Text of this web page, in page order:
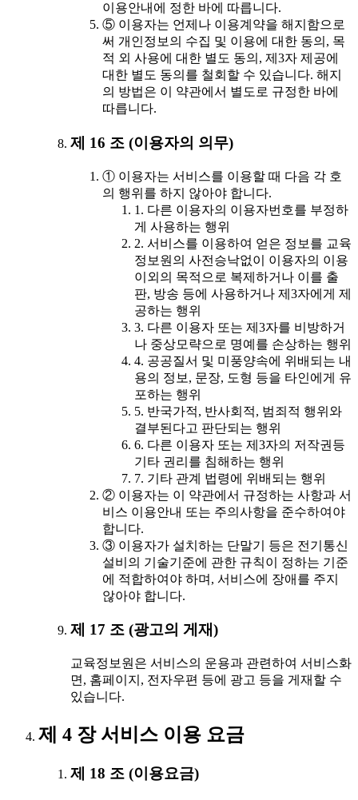
이용안내에 정한 바에 따릅니다.
⑤ 이용자는 언제나 이용계약을 해지함으로
써 개인정보의 수집 및 이용에 대한 동의, 목
적 외 사용에 대한 별도 동의, 제3자 제공에
대한 별도 동의를 철회할 수 있습니다. 해지
의 방법은 이 약관에서 별도로 규정한 바에
따릅니다.
제 16 조 (이용자의 의무)
① 이용자는 서비스를 이용할 때 다음 각 호
의 행위를 하지 않아야 합니다.
1. 다른 이용자의 이용자번호를 부정하
게 사용하는 행위
2. 서비스를 이용하여 얻은 정보를 교육
정보원의 사전승낙없이 이용자의 이용
이외의 목적으로 복제하거나 이를 출
판, 방송 등에 사용하거나 제3자에게 제
공하는 행위
3. 다른 이용자 또는 제3자를 비방하거
나 중상모략으로 명예를 손상하는 행위
4. 공공질서 및 미풍양속에 위배되는 내
용의 정보, 문장, 도형 등을 타인에게 유
포하는 행위
5. 반국가적, 반사회적, 범죄적 행위와
결부된다고 판단되는 행위
6. 다른 이용자 또는 제3자의 저작권등
기타 권리를 침해하는 행위
7. 기타 관계 법령에 위배되는 행위
② 이용자는 이 약관에서 규정하는 사항과 서
비스 이용안내 또는 주의사항을 준수하여야
합니다.
③ 이용자가 설치하는 단말기 등은 전기통신
설비의 기술기준에 관한 규칙이 정하는 기준
에 적합하여야 하며, 서비스에 장애를 주지
않아야 합니다.
제 17 조 (광고의 게재)
교육정보원은 서비스의 운용과 관련하여 서비스화
면, 홈페이지, 전자우편 등에 광고 등을 게재할 수
있습니다.
제 4 장 서비스 이용 요금
제 18 조 (이용요금)